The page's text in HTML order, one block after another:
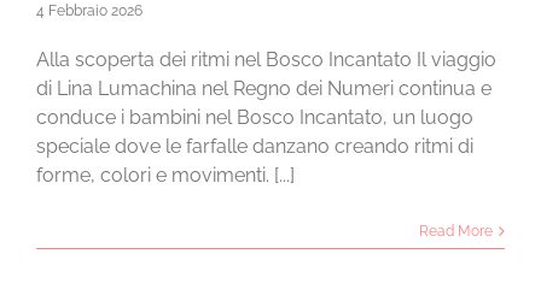
MODULISTICA
EVENTI
4 Febbraio 2026
Alla scoperta dei ritmi nel Bosco Incantato Il viaggio
di Lina Lumachina nel Regno dei Numeri continua e
conduce i bambini nel Bosco Incantato, un luogo
speciale dove le farfalle danzano creando ritmi di
forme, colori e movimenti. [...]
Read More